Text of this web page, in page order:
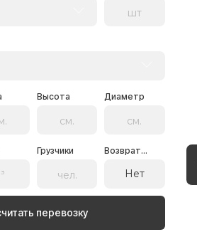
Высота Диаметр
Грузчики Возврат...
Нет
перевозку